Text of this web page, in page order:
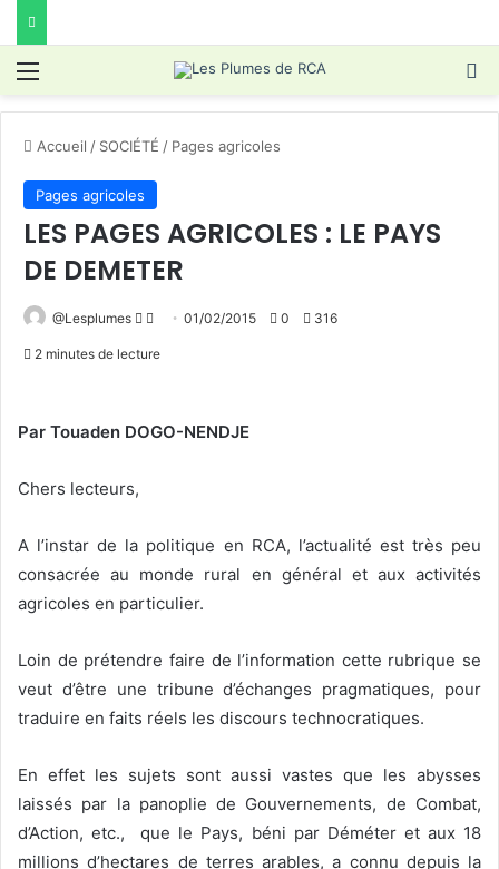
Menu
Accueil / SOCIÉTÉ / Pages agricoles
Pages agricoles
LES PAGES AGRICOLES : LE PAYS
DE DEMETER
@Lesplumes
Follow
Envoyer01/02/2015 0 316
2 minutes de lecture
Par Touaden DOGO-NENDJE
Chers lecteurs,
A l’instar de la politique en RCA, l’actualité est très peu
consacrée au monde rural en général et aux activités
agricoles en particulier.
Loin de prétendre faire de l’information cette rubrique se
veut d’être une tribune d’échanges pragmatiques, pour
traduire en faits réels les discours technocratiques.
En effet les sujets sont aussi vastes que les abysses
laissés par la panoplie de Gouvernements, de Combat,
d’Action, etc., que le Pays, béni par Déméter et aux 18
millions d’hectares de terres arables, a connu depuis la